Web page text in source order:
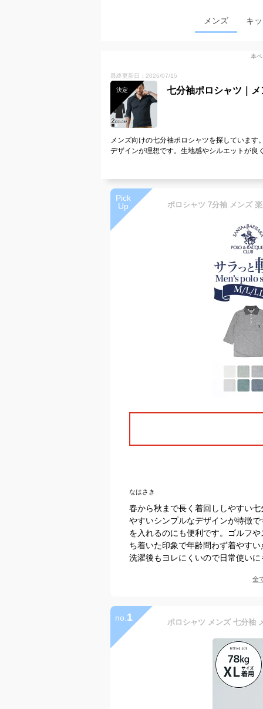
メンズ キ
本
最終更新日：2026/07/15
決定 七分袖ポロシャツ｜
メンズ向けの七分袖ポロシャツを探していま
デザインが理想です。生地感やシルエットが良
Pick
Up
なはさき
春から秋まで長く着回ししやすい
やすいシンプルなデザインが特徴
を入れるのにも便利です。ゴルフ
ち着いた印象で年齢問わず着やす
洗濯後もヨレにくいので日常使い
全
no. 1